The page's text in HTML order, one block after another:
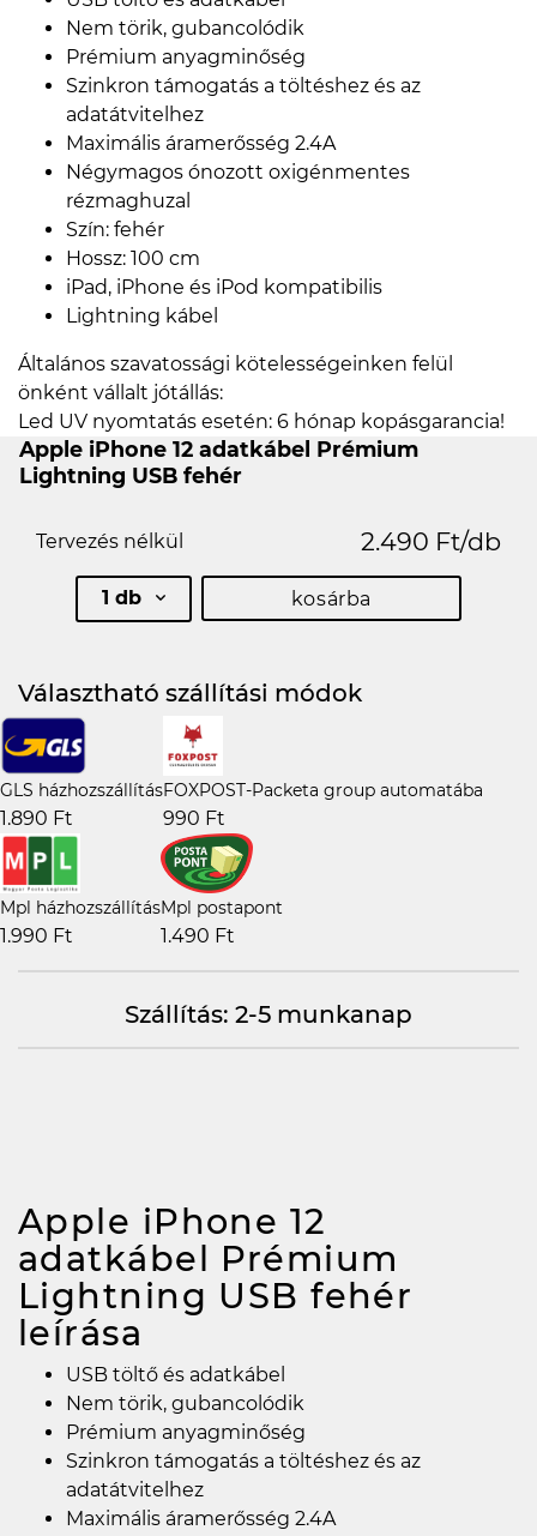
Nem törik, gubancolódik
Prémium anyagminőség
Szinkron támogatás a töltéshez és az
adatátvitelhez
Maximális áramerősség 2.4A
Négymagos ónozott oxigénmentes
rézmaghuzal
Szín: fehér
Hossz: 100 cm
iPad, iPhone és iPod kompatibilis
Lightning kábel
Általános szavatossági kötelességeinken felül
önként vállalt jótállás:
Led UV nyomtatás esetén: 6 hónap kopásgarancia!
Apple iPhone 12 adatkábel Prémium
Lightning USB fehér
Tervezés nélkül 2.490 Ft/db
1 db kosárba
Választható szállítási módok
GLS házhozszállítás
1.890 Ft
FOXPOST-Packeta group automatába
990 Ft
Mpl házhozszállítás
1.990 Ft
Mpl postapont
1.490 Ft
Szállítás: 2-5 munkanap
Apple iPhone 12
adatkábel Prémium
Lightning USB fehér
leírása
USB töltő és adatkábel
Nem törik, gubancolódik
Prémium anyagminőség
Szinkron támogatás a töltéshez és az
adatátvitelhez
Maximális áramerősség 2.4A